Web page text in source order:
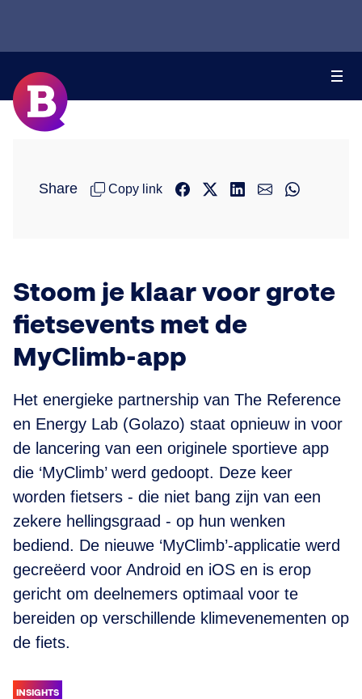
Share Copy link
Stoom je klaar voor grote
fietsevents met de
MyClimb-app
Het energieke partnership van The Reference
en Energy Lab (Golazo) staat opnieuw in voor
de lancering van een originele sportieve app
die ‘MyClimb’ werd gedoopt. Deze keer
worden fietsers - die niet bang zijn van een
zekere hellingsgraad - op hun wenken
bediend. De nieuwe ‘MyClimb’-applicatie werd
gecreëerd voor Android en iOS en is erop
gericht om deelnemers optimaal voor te
bereiden op verschillende klimevenementen op
de fiets.
INSIGHTS